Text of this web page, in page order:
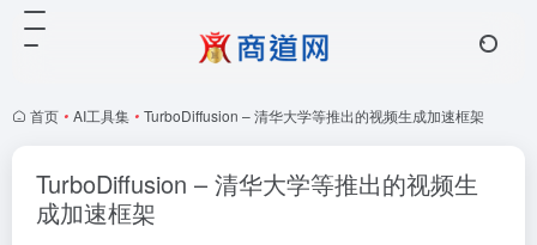
首页 • AI工具集 • TurboDiffusion – 清华大学等推出的视频生成加速框架
TurboDiffusion – 清华大学等推出的视频生
成加速框架